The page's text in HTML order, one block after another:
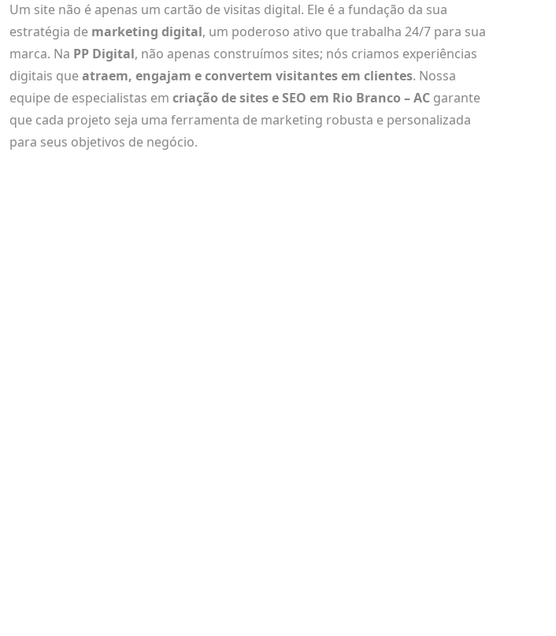
Um site não é apenas um cartão de visitas digital. Ele é a fundação da sua
estratégia de marketing digital, um poderoso ativo que trabalha 24/7 para sua
marca. Na PP Digital, não apenas construímos sites; nós criamos experiências
digitais queatraem, engajam e convertem visitantes em clientes. Nossa
equipe de especialistas em criação de sites e SEO em Rio Branco – AC garante
que cada projeto seja uma ferramenta de marketing robusta e personalizada
para seus objetivos de negócio.